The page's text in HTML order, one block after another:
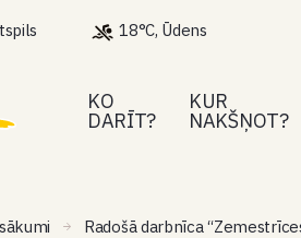
18°C, Ūdens
KO
DARĪT?
KUR
NAKŠŅOT?
Radošā darbnīca